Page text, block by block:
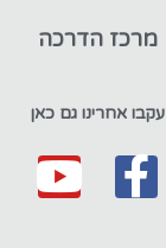
מרכז הדרכה
עקבו אחרינו גם כאן